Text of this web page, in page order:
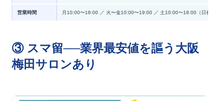
営業時間 月10:00〜18:00 ／ 火〜金10:00〜19:00 ／ 土10:00〜18:00（日祝定
③ スマ留──業界最安値を謳う大阪
梅田サロンあり